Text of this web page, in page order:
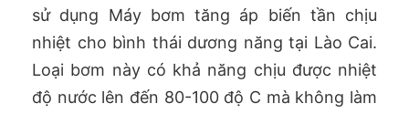
sử dụng Máy bơm tăng áp biến tần chịu
nhiệt cho bình thái dương năng tại Lào Cai.
Loại bơm này có khả năng chịu được nhiệt
độ nước lên đến 80-100 độ C mà không làm